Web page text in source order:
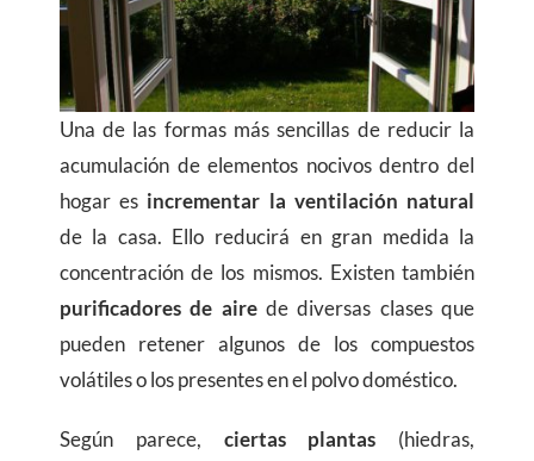
Una de las formas más sencillas de reducir la
acumulación de elementos nocivos dentro del
hogar es incrementar la ventilación natural
de la casa. Ello reducirá en gran medida la
concentración de los mismos. Existen también
purificadores de airede diversas clases que
pueden retener algunos de los compuestos
volátiles o los presentes en el polvo doméstico.
Según parece, ciertas plantas (hiedras,